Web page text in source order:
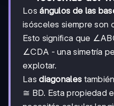
Losángulos de las
isósceles siempre son
Esto significa que
∠CDA - una simetría
explotar.
Lasdiagonales
≅ BD. Esta propiedad